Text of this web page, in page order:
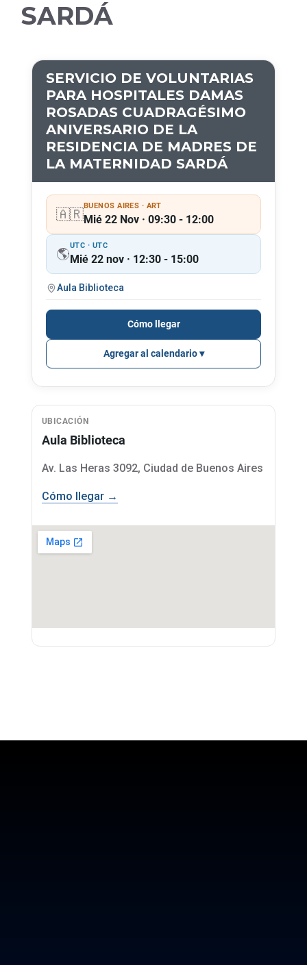
SARDÁ
SERVICIO DE VOLUNTARIAS
PARA HOSPITALES DAMAS
ROSADAS CUADRAGÉSIMO
ANIVERSARIO DE LA
RESIDENCIA DE MADRES DE
LA MATERNIDAD SARDÁ
🇦🇷
BUENOS AIRES · ART
Mié 22 Nov · 09:30 - 12:00
🌎
UTC · UTC
Mié 22 nov · 12:30 - 15:00
Aula Biblioteca
Cómo llegar
Agregar al calendario
UBICACIÓN
Aula Biblioteca
Av. Las Heras 3092, Ciudad de Buenos Aires
Cómo llegar →